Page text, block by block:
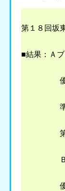
第１８回坂
■結果：Ａ
優 勝
準優勝
第三
Ｂブ
優 勝